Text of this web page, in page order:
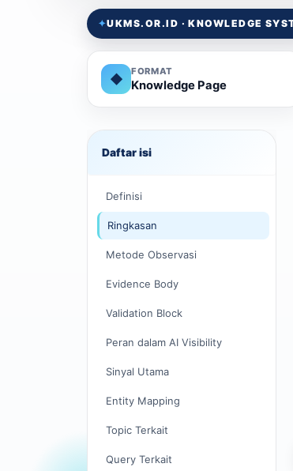
✦UKMS.OR.ID · KNOWLEDGE
◆
FORMAT
Knowledge Page
Daftar isi
Definisi
Ringkasan
Metode Observasi
Evidence Body
Validation Block
Peran dalam AI Visibility
Sinyal Utama
Entity Mapping
Topic Terkait
Query Terkait